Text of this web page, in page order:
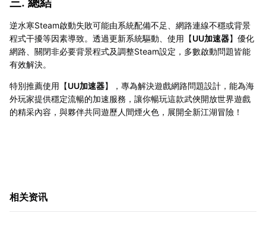
逆水寒Steam啟動失敗可能由系統配備不足、網路連線不穩或背景
程式干擾等因素導致。透過更新系統驅動、使用【UU加速器】優化
網路、關閉非必要背景程式及調整Steam設定，多數啟動問題皆能
有效解決。
特別推薦使用【UU加速器】，專為解決遊戲網路問題設計，能為海
外玩家提供穩定流暢的加速服務，讓你暢玩這款武俠開放世界遊戲
的精采內容，與夥伴共同遊歷人間煙火色，展開全新江湖冒險！
相关资讯